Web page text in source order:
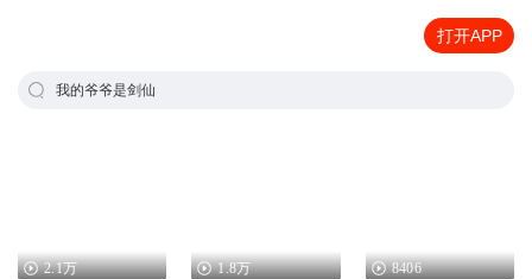
打开APP
我的爷爷是剑仙
2.1万 1.8万 8406